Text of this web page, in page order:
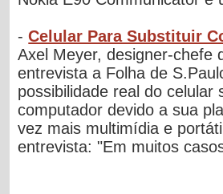
-Celular Para Substituir
Axel Meyer, designer-chefe
entrevista a Folha de
possibilidade real do celular
computador devido a sua
vez mais multimídia e
entrevista: "Em muitos